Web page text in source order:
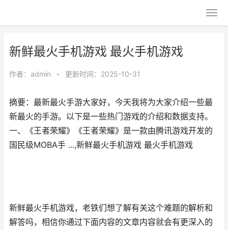
新鲜最火手机游戏 最火手机游戏
作者： admin • 更新时间：2025-10-31
摘要：最新最火手游大家好，今天我将为大家介绍一些最
新最火的手游。以下是一些热门游戏的介绍和数据支持。
一、《王者荣耀》《王者荣耀》是一款由腾讯游戏开发的
国民级MOBA手 ...,新鲜最火手机游戏 最火手机游戏
新鲜最火手机游戏，老铁们想了解有关这个难题的解析和
解答吗，相信你通过下面内容的文章内容就会有更深入的